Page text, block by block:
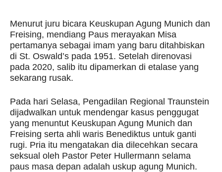
Menurut juru bicara Keuskupan Agung Munich dan
Freising, mendiang Paus merayakan Misa
pertamanya sebagai imam yang baru ditahbiskan
di St. Oswald’s pada 1951. Setelah direnovasi
pada 2020, salib itu dipamerkan di etalase yang
sekarang rusak.
Pada hari Selasa, Pengadilan Regional Traunstein
dijadwalkan untuk mendengar kasus penggugat
yang menuntut Keuskupan Agung Munich dan
Freising serta ahli waris Benediktus untuk ganti
rugi. Pria itu mengatakan dia dilecehkan secara
seksual oleh Pastor Peter Hullermann selama
paus masa depan adalah uskup agung Munich.